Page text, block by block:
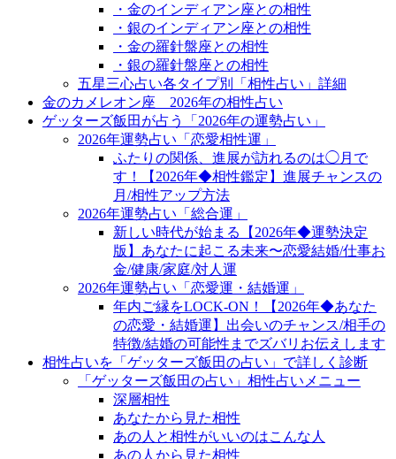
・金のインディアン座との相性
・銀のインディアン座との相性
・金の羅針盤座との相性
・銀の羅針盤座との相性
五星三心占い各タイプ別「相性占い」詳細
金のカメレオン座 2026年の相性占い
ゲッターズ飯田が占う「2026年の運勢占い」
2026年運勢占い「恋愛相性運」
ふたりの関係、進展が訪れるのは◯月で
す！【2026年◆相性鑑定】進展チャンスの
月/相性アップ方法
2026年運勢占い「総合運」
新しい時代が始まる【2026年◆運勢決定
版】あなたに起こる未来〜恋愛結婚/仕事お
金/健康/家庭/対人運
2026年運勢占い「恋愛運・結婚運」
年内ご縁をLOCK-ON！【2026年◆あなた
の恋愛・結婚運】出会いのチャンス/相手の
特徴/結婚の可能性までズバリお伝えします
相性占いを「ゲッターズ飯田の占い」で詳しく診断
「ゲッターズ飯田の占い」相性占いメニュー
深層相性
あなたから見た相性
あの人と相性がいいのはこんな人
あの人から見た相性